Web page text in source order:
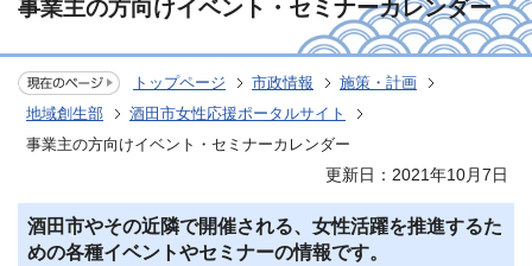
事業主の方向けイベント・セミナーカレンダー
トップページ 市政情報
施策・計画
地域創生部
酒田市女性応援ポータルサイト
事業主の方向けイベント・セミナーカレンダー
更新日：2021年10月7日
酒田市やその近隣で開催される、女性活躍を推進するた
めの各種イベントやセミナーの情報です。